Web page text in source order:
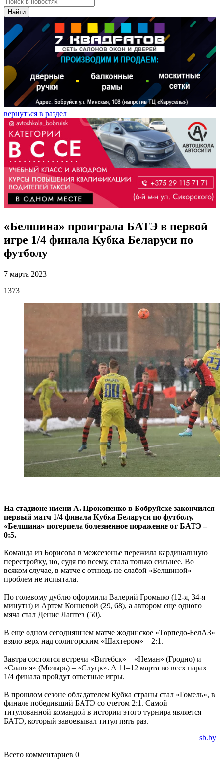
Найти
вернуться в раздел
«Белшина» проиграла БАТЭ в первой
игре 1/4 финала Кубка Беларуси по
футболу
7 марта 2023
1373
На стадионе имени А. Прокопенко в Бобруйске закончился
первый матч 1/4 финала Кубка Беларуси по футболу.
«Белшина» потерпела болезненное поражение от БАТЭ –
0:5.
Команда из Борисова в межсезонье пережила кардинальную
перестройку, но, судя по всему, стала только сильнее. Во
всяком случае, в матче с отнюдь не слабой «Белшиной»
проблем не испытала.
По голевому дублю оформили Валерий Громыко (12-я, 34-я
минуты) и Артем Концевой (29, 68), а автором еще одного
мяча стал Денис Лаптев (50).
В еще одном сегодняшнем матче жодинское «Торпедо-БелАЗ»
взяло верх над солигорским «Шахтером» – 2:1.
Завтра состоятся встречи «Витебск» – «Неман» (Гродно) и
«Славия» (Мозырь) – «Слуцк». А 11–12 марта во всех парах
1/4 финала пройдут ответные игры.
В прошлом сезоне обладателем Кубка страны стал «Гомель», в
финале победивший БАТЭ со счетом 2:1. Самой
титулованной командой в истории этого турнира является
БАТЭ, который завоевывал титул пять раз.
sb.by
Всего комментариев 0